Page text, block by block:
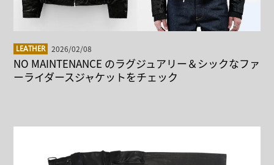
LEATHER 2026/02/08
NO MAINTENANCE のラグジュアリー＆シックなファ
ーライダースジャケットをチェック